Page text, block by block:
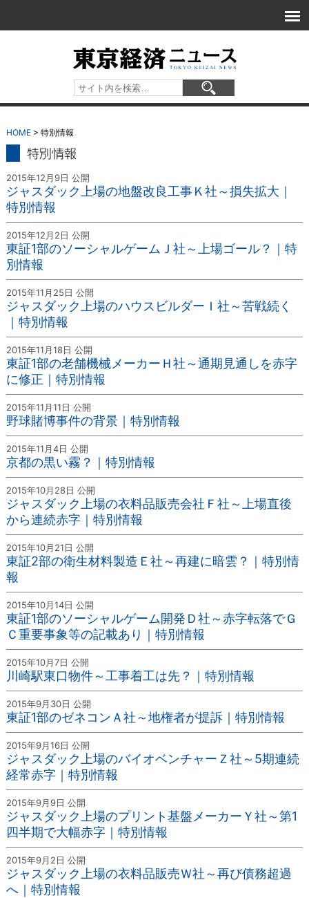
HOME> 特別情報
特別情報
2015年12月9日 公開
ジャスダック上場の地盤改良工事Ｋ社～損失拡大｜
特別情報
2015年12月2日 公開
東証1部のソーシャルゲームＪ社～上場ゴール？｜特
別情報
2015年11月25日 公開
ジャスダック上場のハウスビルダーＩ社～苦戦続く
｜特別情報
2015年11月18日 公開
東証1部の老舗機械メーカーＨ社～通期見通しを赤字
に修正｜特別情報
2015年11月11日 公開
野球賭博事件の背景｜特別情報
2015年11月4日 公開
京都の黒い霧？｜特別情報
2015年10月28日 公開
ジャスダック上場の衣料品販売会社Ｆ社～上場直後
から連続赤字｜特別情報
2015年10月21日 公開
東証2部の衛生材料製造Ｅ社～再建に暗雲？｜特別情
報
2015年10月14日 公開
東証1部のソーシャルゲーム開発Ｄ社～赤字転落でＧ
Ｃ重要事象等の記載あり｜特別情報
2015年10月7日 公開
川崎駅東口物件～工事着工は先？｜特別情報
2015年9月30日 公開
東証1部のゼネコンＡ社～地権者が提訴｜特別情報
2015年9月16日 公開
ジャスダック上場のバイオベンチャーＺ社～5期連続
経常赤字｜特別情報
2015年9月9日 公開
ジャスダック上場のプリント基盤メーカーＹ社～第1
四半期で大幅赤字｜特別情報
2015年9月2日 公開
ジャスダック上場の衣料品販売Ｗ社～再び債務超過
へ｜特別情報